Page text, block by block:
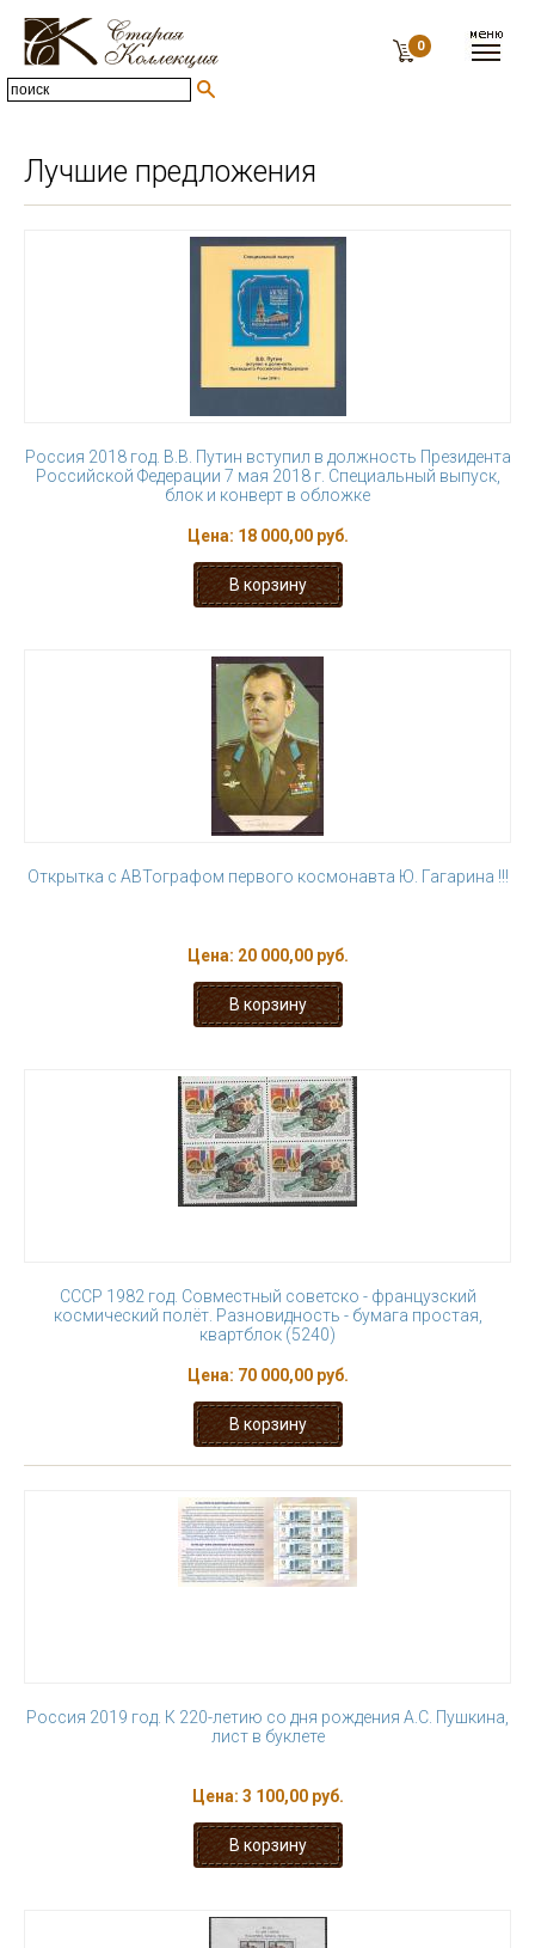
0
Лучшие предложения
Россия 2018 год. В.В. Путин вступил в должность Президента
Российской Федерации 7 мая 2018 г. Специальный выпуск,
блок и конверт в обложке
Цена: 18 000,00 руб.
Открытка с АВТографом первого космонавта Ю. Гагарина !!!
Цена: 20 000,00 руб.
СССР 1982 год. Совместный советско - французский
космический полёт. Разновидность - бумага простая,
квартблок (5240)
Цена: 70 000,00 руб.
Россия 2019 год. К 220-летию со дня рождения А.С. Пушкина,
лист в буклете
Цена: 3 100,00 руб.